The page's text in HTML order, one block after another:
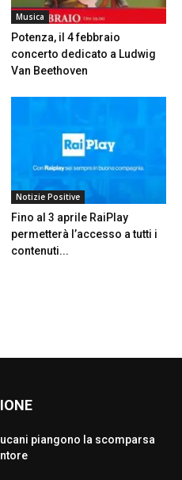
Musica
Potenza, il 4 febbraio
concerto dedicato a Ludwig
Van Beethoven
Notizie Positive
Fino al 3 aprile RaiPlay
permetterà l’accesso a tutti i
contenuti...
piangono la scomparsa